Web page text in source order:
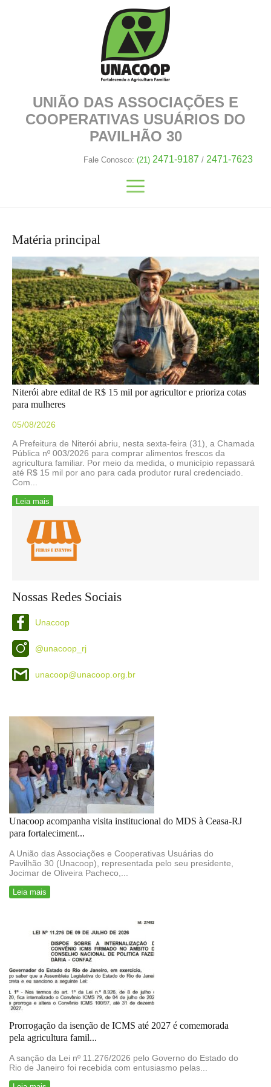
UNIÃO DAS ASSOCIAÇÕES E
COOPERATIVAS USUÁRIOS DO
PAVILHÃO 30
Fale Conosco: (21) 2471-9187 / 2471-7623
Matéria principal
Niterói abre edital de R$ 15 mil por agricultor e prioriza cotas
para mulheres
05/08/2026
A Prefeitura de Niterói abriu, nesta sexta-feira (31), a Chamada
Pública nº 003/2026 para comprar alimentos frescos da
agricultura familiar. Por meio da medida, o município repassará
até R$ 15 mil por ano para cada produtor rural credenciado.
Com...
Leia mais
Nossas Redes Sociais
Unacoop
@unacoop_rj
unacoop@unacoop.org.br
Unacoop acompanha visita institucional do MDS à Ceasa-RJ
para fortaleciment...
A União das Associações e Cooperativas Usuárias do
Pavilhão 30 (Unacoop), representada pelo seu presidente,
Jocimar de Oliveira Pacheco,...
Leia mais
Prorrogação da isenção de ICMS até 2027 é comemorada
pela agricultura famil...
A sanção da Lei nº 11.276/2026 pelo Governo do Estado do
Rio de Janeiro foi recebida com entusiasmo pelas...